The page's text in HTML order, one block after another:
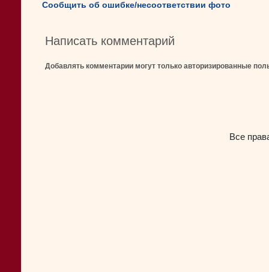
Сообщить об ошибке/несоответствии фото
Написать комментарий
Добавлять комментарии могут только авторизированные
Все